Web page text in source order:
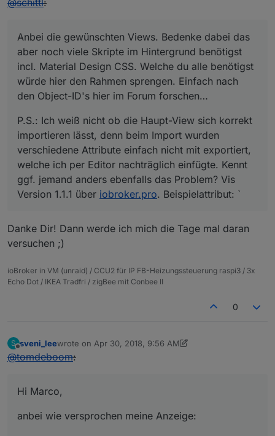
@schittl:
Anbei die gewünschten Views. Bedenke dabei das
aber noch viele Skripte im Hintergrund benötigst
incl. Material Design CSS. Welche du alle benötigst
würde hier den Rahmen sprengen. Einfach nach
den Object-ID's hier im Forum forschen…
P.S.: Ich weiß nicht ob die Haupt-View sich korrekt
importieren lässt, denn beim Import wurden
verschiedene Attribute einfach nicht mit exportiert,
welche ich per Editor nachträglich einfügte. Kennt
ggf. jemand anders ebenfalls das Problem? Vis
Version 1.1.1 über iobroker.pro. Beispielattribut: `
Danke Dir! Dann werde ich mich die Tage mal daran
versuchen ;)
ioBroker in VM (unraid) / CCU2 für IP FB-Heizungssteuerung raspi3 / 3x
Echo Dot / IKEA Tradfri / zigBee mit Conbee II
0
S
Offline
sveni_leewrote on Apr 30, 2018, 9:56 AM
last edited by Jey Cee Jun 22, 2019, 11:13 PM
@tomdeboom:
Hi Marco,
anbei wie versprochen meine Anzeige: